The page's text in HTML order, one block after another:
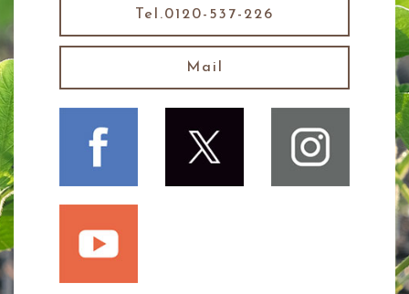
Tel.0120-537-226
Mail